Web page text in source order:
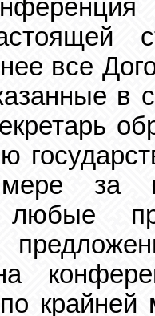
все
в
за
любые